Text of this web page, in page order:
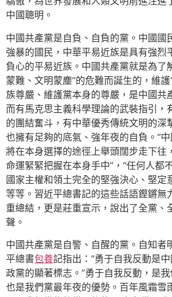
中國聰明。
中國共產黨是自負、自負的黨。中國國
強暴的國民，中華平易近族是具有強烈
負心的平易近族。中國共產黨就是為了
蒙難、文明蒙塵”的危難而誕生的，維
族尊嚴、維護黨本身的尊嚴，是中國共
而有馬克思主義科學理論的武裝指引，
的團結奮斗，有中華優秀傳統文明的深
也擁有足夠的底氣、強年夜的自負。“
將在本身選擇的途徑上舉頭闊步走下往
命運緊緊把握在本身手中”，“任何人都
國家主權和領土完全的堅強決心、堅定
等等。習近平總書記的這些話語鏗鏘無
重總結，更是莊重宣示，說出了全黨、
聲。
中國共產黨是自警、自醒的黨。自知者
平總書包養記指出：“勇于自我反動是
政黨的顯著標志。”勇于自我反動，是
也是我們黨最年夜的優勢。百年風霜雪